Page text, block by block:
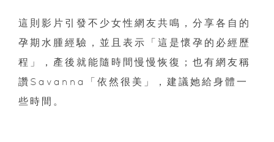
這則影片引發不少女性網友共鳴，分享各自的
孕期水腫經驗，並且表示「這是懷孕的必經歷
程」，產後就能隨時間慢慢恢復；也有網友稱
讚Savanna「依然很美」，建議她給身體一
些時間。